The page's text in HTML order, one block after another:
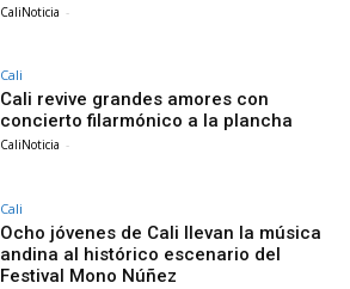
CaliNoticia -
Cali
Cali revive grandes amores con
concierto filarmónico a la plancha
CaliNoticia -
Cali
Ocho jóvenes de Cali llevan la música
andina al histórico escenario del
Festival Mono Núñez